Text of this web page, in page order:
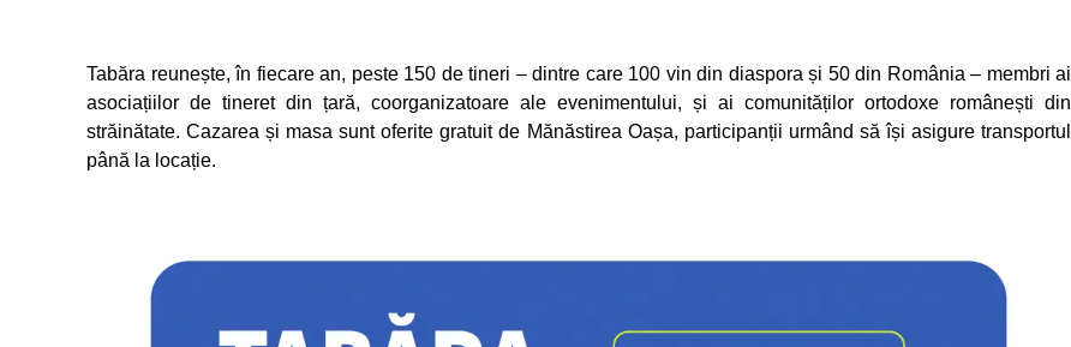
Tabăra reunește, în fiecare an, peste 150 de tineri – dintre care 100 vin din diaspora și 50 din România – membri ai
asociațiilor de tineret din țară, coorganizatoare ale evenimentului, și ai comunităților ortodoxe românești din
străinătate. Cazarea și masa sunt oferite gratuit de Mănăstirea Oașa, participanții urmând să își asigure transportul
până la locație.